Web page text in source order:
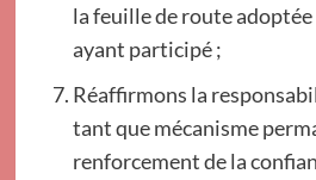
la feuille de route adoptée
ayant participé ;
Réaffirmons la
tant que mécanisme
renforcement de la